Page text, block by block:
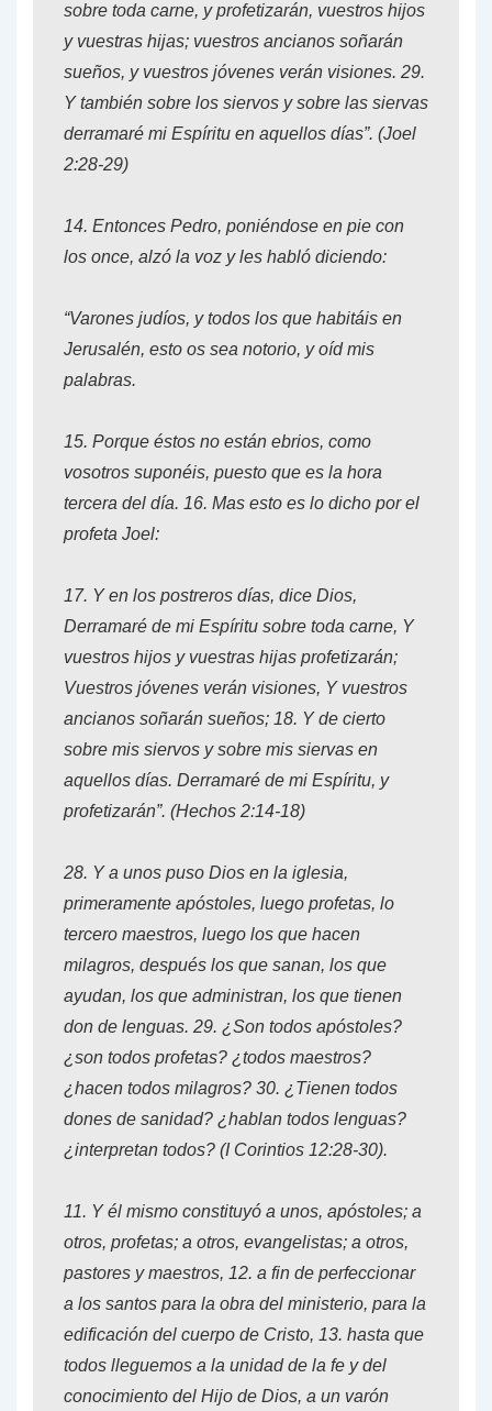
sobre toda carne, y profetizarán, vuestros hijos
y vuestras hijas; vuestros ancianos soñarán
sueños, y vuestros jóvenes verán visiones. 29.
Y también sobre los siervos y sobre las siervas
derramaré mi Espíritu en aquellos días”. (Joel
2:28-29)
14. Entonces Pedro, poniéndose en pie con
los once, alzó la voz y les habló diciendo:
“Varones judíos, y todos los que habitáis en
Jerusalén, esto os sea notorio, y oíd mis
palabras.
15. Porque éstos no están ebrios, como
vosotros suponéis, puesto que es la hora
tercera del día. 16. Mas esto es lo dicho por el
profeta Joel:
17. Y en los postreros días, dice Dios,
Derramaré de mi Espíritu sobre toda carne, Y
vuestros hijos y vuestras hijas profetizarán;
Vuestros jóvenes verán visiones, Y vuestros
ancianos soñarán sueños; 18. Y de cierto
sobre mis siervos y sobre mis siervas en
aquellos días. Derramaré de mi Espíritu, y
profetizarán”. (Hechos 2:14-18)
28. Y a unos puso Dios en la iglesia,
primeramente apóstoles, luego profetas, lo
tercero maestros, luego los que hacen
milagros, después los que sanan, los que
ayudan, los que administran, los que tienen
don de lenguas. 29. ¿Son todos apóstoles?
¿son todos profetas? ¿todos maestros?
¿hacen todos milagros? 30. ¿Tienen todos
dones de sanidad? ¿hablan todos lenguas?
¿interpretan todos? (I Corintios 12:28-30).
11. Yél mismo constituyó a unos, apóstoles; a
otros, profetas; a otros, evangelistas; a otros,
pastores y maestros, 12. a fin de perfeccionar
a los santos para la obra del ministerio, para la
edificación del cuerpo de Cristo, 13. hasta que
todos lleguemos a la unidad de la fe y del
conocimiento del Hijo de Dios, a un varón